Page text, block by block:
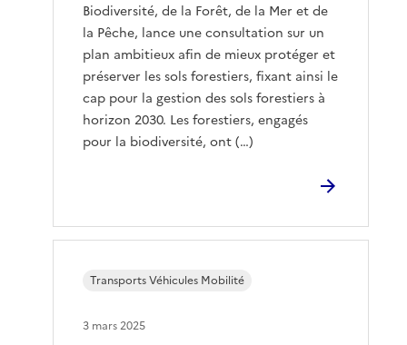
Biodiversité, de la Forêt, de la Mer et de
la Pêche, lance une consultation sur un
plan ambitieux afin de mieux protéger et
préserver les sols forestiers, fixant ainsi le
cap pour la gestion des sols forestiers à
horizon 2030. Les forestiers, engagés
pour la biodiversité, ont (…)
Transports Véhicules Mobilité
3 mars 2025